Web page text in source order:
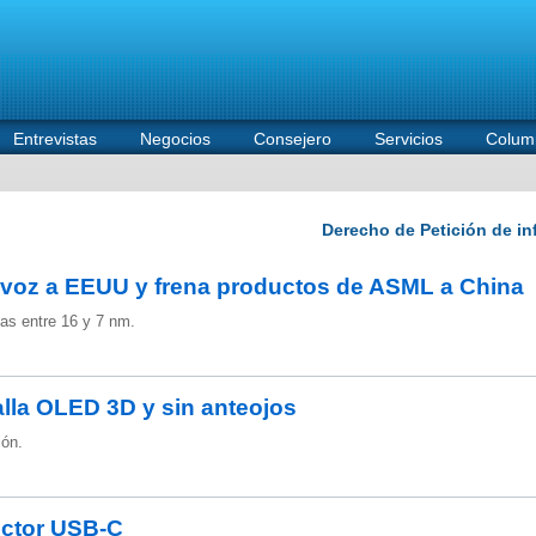
Entrevistas Negocios Consejero Servicios
a EEUU y frena productos de ASML a China
entre 16 y 7 nm.
OLED 3D y sin anteojos
USB-C